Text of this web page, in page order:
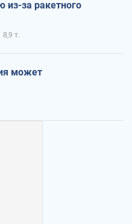
из-за ракетного
8,9 т.
может